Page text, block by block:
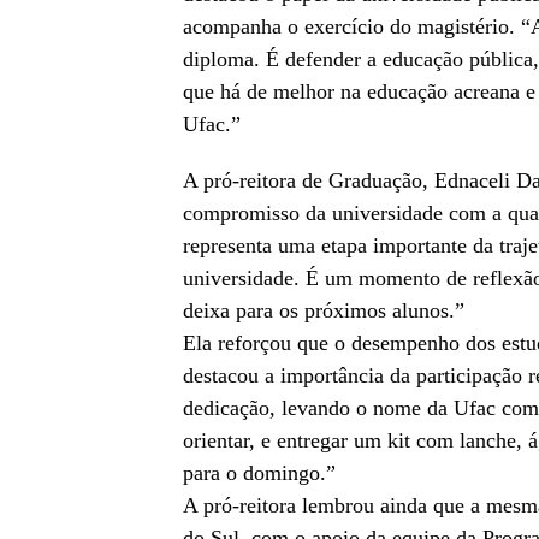
acompanha o exercício do magistério.
diploma. É defender a educação
que há de melhor na educação acreana
Ufac.”
A pró-reitora de Graduação, Ednaceli
compromisso da universidade com a
representa uma etapa importante da
universidade. É um momento de
deixa para os próximos alunos.”
Ela reforçou que o desempenho dos
destacou a importância da participação
dedicação, levando o nome da Ufac
orientar, e entregar um kit com lanche,
para o domingo.”
A pró-reitora lembrou ainda que a